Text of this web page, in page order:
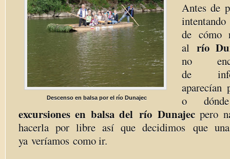
Descenso en balsa por el río Dunajec
Antes de
de cómo
al río
no
de
aparecían
o
excursiones en balsa del río Dunajecpero
hacerla por libre así que decidimos que
ya veríamos como ir.